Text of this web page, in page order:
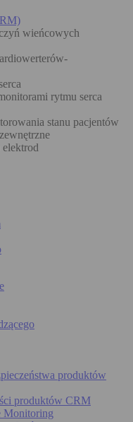
wieńcowych
rytmu serca
stanu pacjentów
produktów
produktów CRM
Monitoring